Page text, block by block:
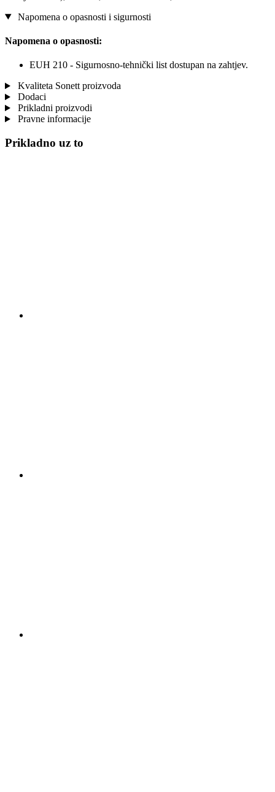
Napomena o opasnosti i sigurnosti
Napomena o opasnosti:
EUH 210 - Sigurnosno-tehnički list dostupan na zahtjev.
Kvaliteta Sonett proizvoda
Dodaci
Prikladni proizvodi
Pravne informacije
Prikladno uz to